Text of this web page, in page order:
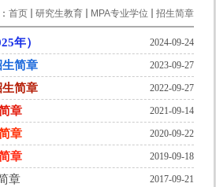
首页 研究生教育 MPA专业学位 招生简章
年） 2024-09-24
简章 2023-09-27
简章 2022-09-27
章 2021-09-14
章 2020-09-22
章 2019-09-18
章 2017-09-21